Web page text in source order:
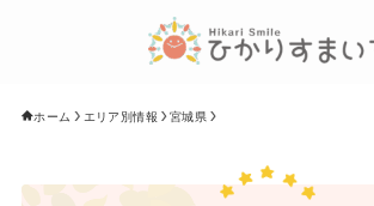
ホーム エリア別情報 宮城県